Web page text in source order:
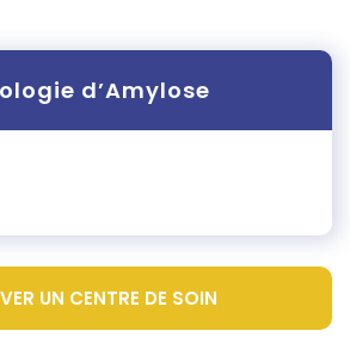
d’Amylose
UN CENTRE DE SOIN